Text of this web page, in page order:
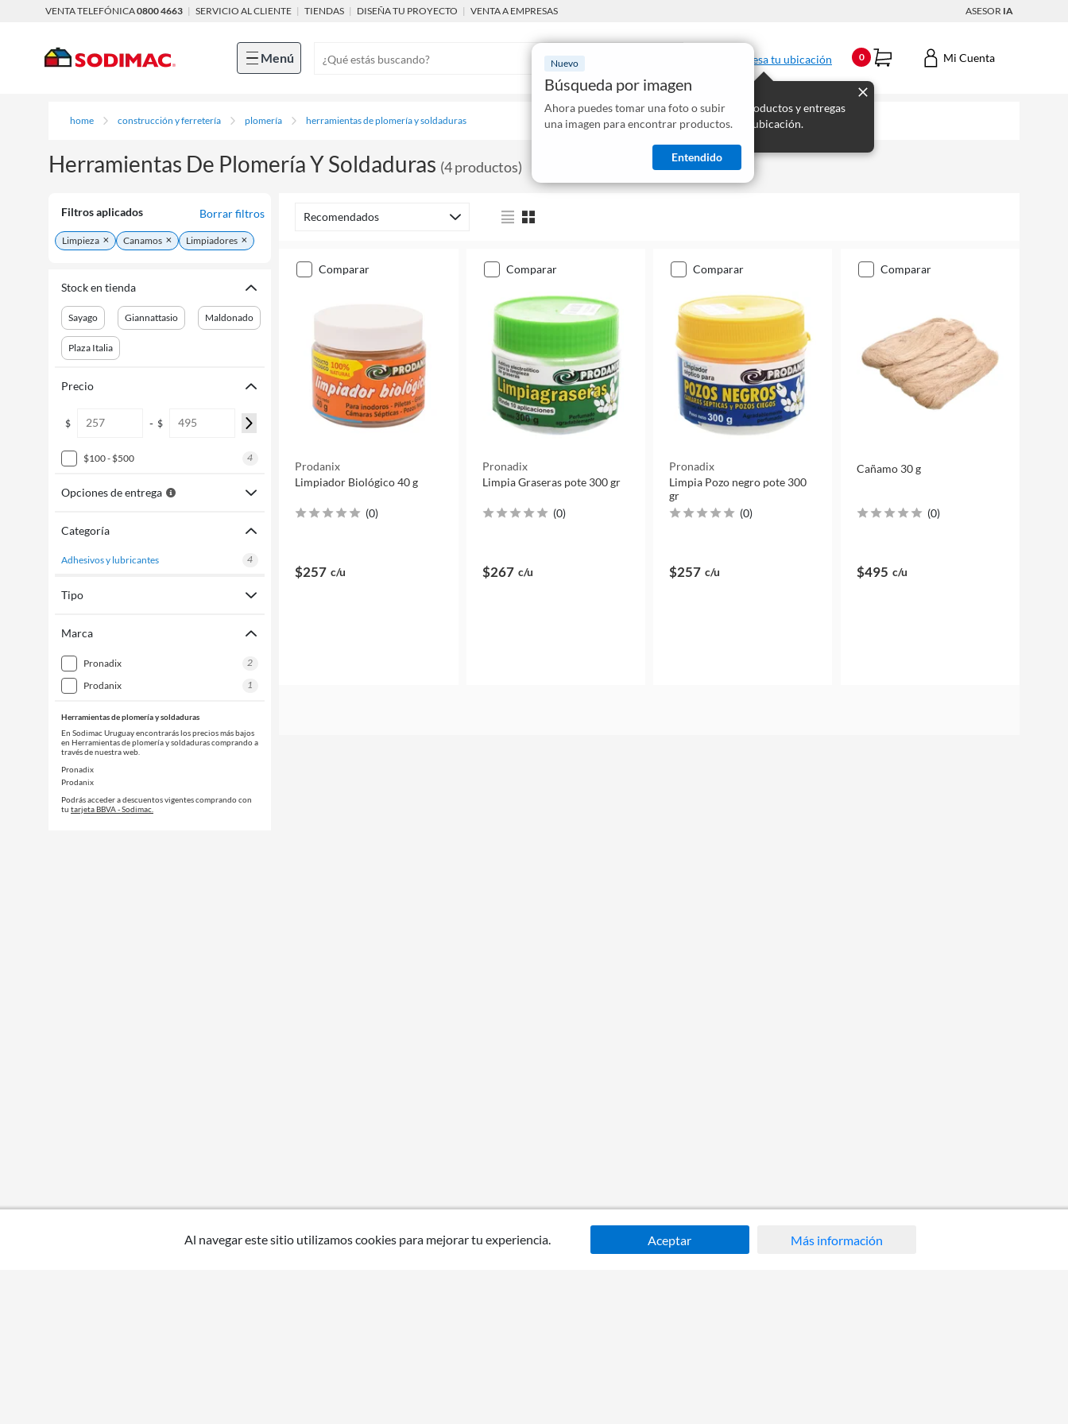
VENTA TELEFÓNICA0800 4663 | SERVICIO AL CLIENTE | TIENDAS | DISEÑA TU PROYECTO | VENTA A EMPRESAS ASESOR IA
Menú Nuevo
Búsqueda por imagen
Ahora puedes tomar una foto o subir
una imagen para encontrar productos.
Entendido
Ingresa tu ubicación
Mostraremos los productos y entregas
disponibles para tu ubicación.
0 Mi Cuenta
home construcción y ferretería plomería herramientas de plomería y soldaduras
Herramientas De Plomería Y Soldaduras (4productos)
Filtros aplicados Borrar filtros
Limpieza Canamos Limpiadores
Stock en tienda
Sayago Giannattasio Maldonado
Plaza Italia
Precio
$ - $
$100 - $500 4
Opciones de entrega
Categoría
adhesivos y lubricantes 4
Tipo
Marca
pronadix
2
prodanix
1
Herramientas de plomería y soldaduras
En Sodimac Uruguay encontrarás los precios más bajos
en Herramientas de plomería y soldaduras comprando a
través de nuestra web.
Pronadix
Prodanix
Podrás acceder a descuentos vigentes comprando con
tu tarjeta BBVA - Sodimac.
Recomendados
comparar
Prodanix
Limpiador Biológico 40 g
(0)
$257 c/u
comparar
Pronadix
Limpia Graseras pote 300 gr
(0)
$267 c/u
comparar
Pronadix
Limpia Pozo negro pote 300
gr
(0)
$257 c/u
comparar
Cañamo 30 g
(0)
$495 c/u
Al navegar este sitio utilizamos cookies para mejorar tu experiencia. Aceptar Más información